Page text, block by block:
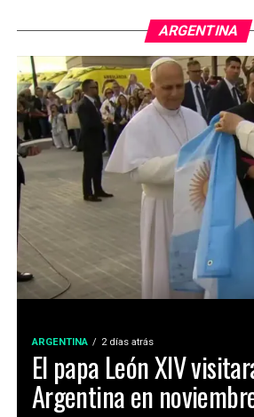
ARGENTINA
ARGENTINA 2 días atrás
El papa León XIV
Argentina en